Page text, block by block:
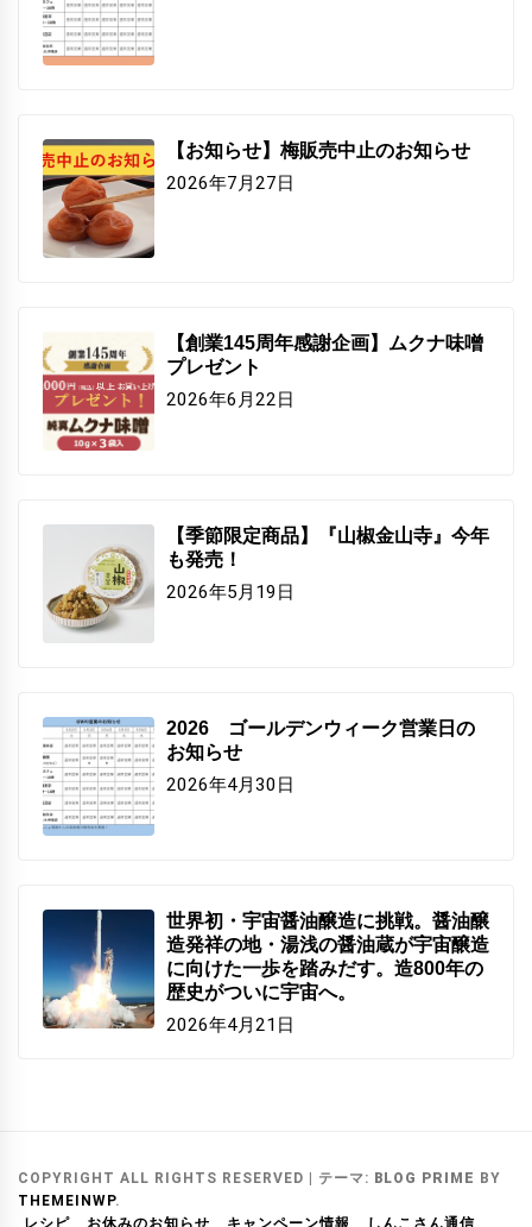
【お知らせ】梅販売中止のお知らせ
2026年7月27日
【創業145周年感謝企画】ムクナ味噌
プレゼント
2026年6月22日
【季節限定商品】『山椒金山寺』今年
も発売！
2026年5月19日
2026 ゴールデンウィーク営業日の
お知らせ
2026年4月30日
世界初・宇宙醤油醸造に挑戦。醤油醸
造発祥の地・湯浅の醤油蔵が宇宙醸造
に向けた一歩を踏みだす。造800年の
歴史がついに宇宙へ。
2026年4月21日
COPYRIGHT ALL RIGHTS RESERVED テーマ: BLOG PRIME BY
THEMEINWP.